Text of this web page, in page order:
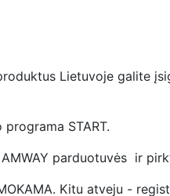
Lietuvoje galite
START.
parduotuvės ir
Kitu atveju -